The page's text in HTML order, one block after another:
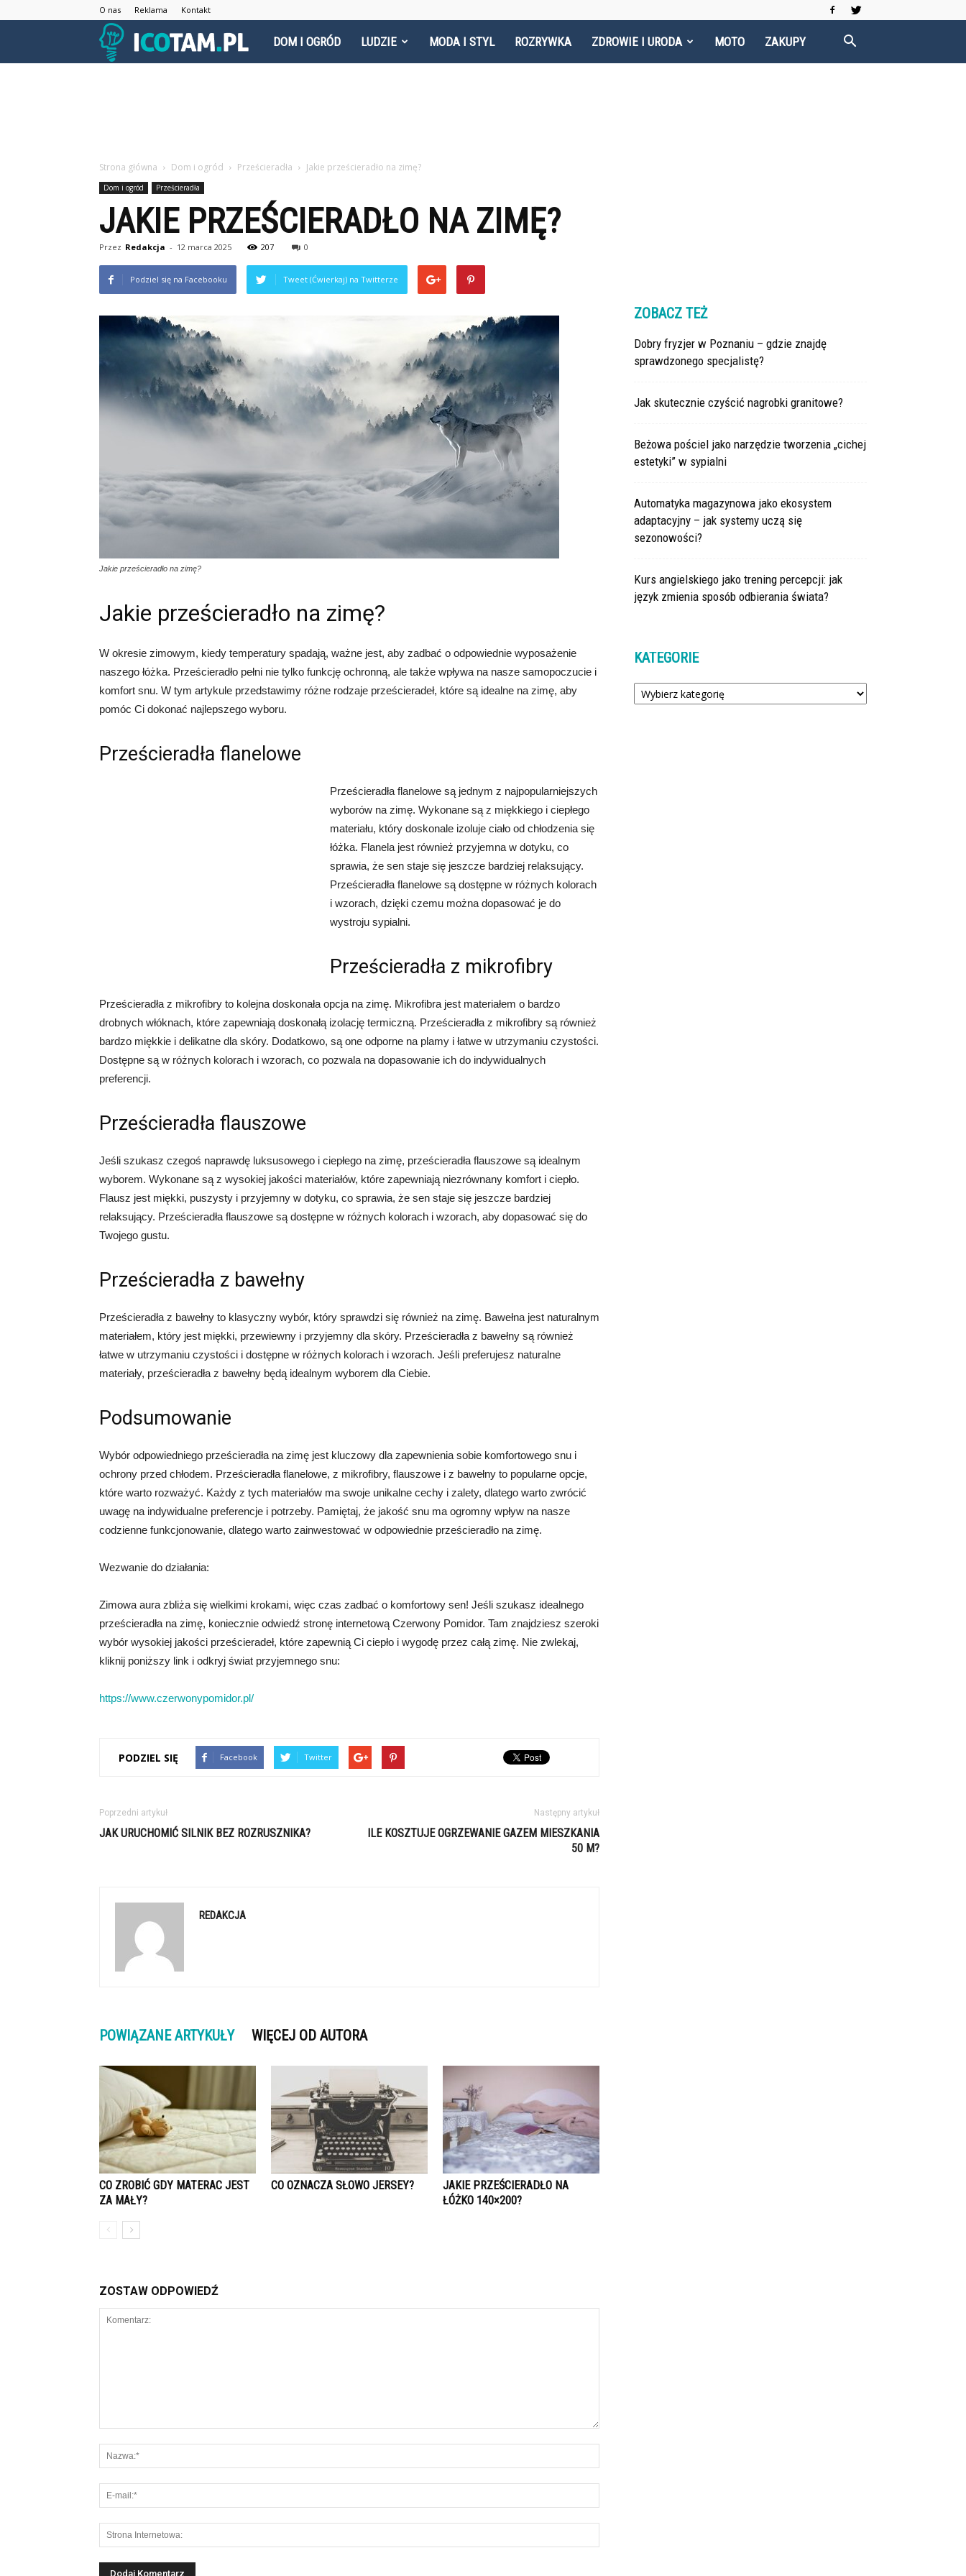
O nas Reklama Kontakt
icotam.pl
DOM I OGRÓD LUDZIE MODA I STYL ROZRYWKA ZDROWIE I URODA MOTO ZAKUPY
Strona główna Dom i ogród Prześcieradła Jakie prześcieradło na zimę?
Dom i ogród Prześcieradła
JAKIE PRZEŚCIERADŁO NA ZIMĘ?
Przez Redakcja - 12 marca 2025 207 0
Podziel się na Facebooku Tweet (Ćwierkaj) na Twitterze
Jakie prześcieradło na zimę?
Jakie prześcieradło na zimę?
W okresie zimowym, kiedy temperatury spadają, ważne jest, aby zadbać o odpowiednie wyposażenie
naszego łóżka. Prześcieradło pełni nie tylko funkcję ochronną, ale także wpływa na nasze samopoczucie i
komfort snu. W tym artykule przedstawimy różne rodzaje prześcieradeł, które są idealne na zimę, aby
pomóc Ci dokonać najlepszego wyboru.
Prześcieradła flanelowe
Prześcieradła flanelowe są jednym z najpopularniejszych
wyborów na zimę. Wykonane są z miękkiego i ciepłego
materiału, który doskonale izoluje ciało od chłodzenia się
łóżka. Flanela jest również przyjemna w dotyku, co
sprawia, że sen staje się jeszcze bardziej relaksujący.
Prześcieradła flanelowe są dostępne w różnych kolorach
i wzorach, dzięki czemu można dopasować je do
wystroju sypialni.
Prześcieradła z mikrofibry
Prześcieradła z mikrofibry to kolejna doskonała opcja na zimę. Mikrofibra jest materiałem o bardzo
drobnych włóknach, które zapewniają doskonałą izolację termiczną. Prześcieradła z mikrofibry są również
bardzo miękkie i delikatne dla skóry. Dodatkowo, są one odporne na plamy i łatwe w utrzymaniu czystości.
Dostępne są w różnych kolorach i wzorach, co pozwala na dopasowanie ich do indywidualnych
preferencji.
Prześcieradła flauszowe
Jeśli szukasz czegoś naprawdę luksusowego i ciepłego na zimę, prześcieradła flauszowe są idealnym
wyborem. Wykonane są z wysokiej jakości materiałów, które zapewniają niezrównany komfort i ciepło.
Flausz jest miękki, puszysty i przyjemny w dotyku, co sprawia, że sen staje się jeszcze bardziej
relaksujący. Prześcieradła flauszowe są dostępne w różnych kolorach i wzorach, aby dopasować się do
Twojego gustu.
Prześcieradła z bawełny
Prześcieradła z bawełny to klasyczny wybór, który sprawdzi się również na zimę. Bawełna jest naturalnym
materiałem, który jest miękki, przewiewny i przyjemny dla skóry. Prześcieradła z bawełny są również
łatwe w utrzymaniu czystości i dostępne w różnych kolorach i wzorach. Jeśli preferujesz naturalne
materiały, prześcieradła z bawełny będą idealnym wyborem dla Ciebie.
Podsumowanie
Wybór odpowiedniego prześcieradła na zimę jest kluczowy dla zapewnienia sobie komfortowego snu i
ochrony przed chłodem. Prześcieradła flanelowe, z mikrofibry, flauszowe i z bawełny to popularne opcje,
które warto rozważyć. Każdy z tych materiałów ma swoje unikalne cechy i zalety, dlatego warto zwrócić
uwagę na indywidualne preferencje i potrzeby. Pamiętaj, że jakość snu ma ogromny wpływ na nasze
codzienne funkcjonowanie, dlatego warto zainwestować w odpowiednie prześcieradło na zimę.
Wezwanie do działania:
Zimowa aura zbliża się wielkimi krokami, więc czas zadbać o komfortowy sen! Jeśli szukasz idealnego
prześcieradła na zimę, koniecznie odwiedź stronę internetową Czerwony Pomidor. Tam znajdziesz szeroki
wybór wysokiej jakości prześcieradeł, które zapewnią Ci ciepło i wygodę przez całą zimę. Nie zwlekaj,
kliknij poniższy link i odkryj świat przyjemnego snu:
https://www.czerwonypomidor.pl/
PODZIEL SIĘ Facebook Twitter
Poprzedni artykuł
JAK URUCHOMIĆ SILNIK BEZ ROZRUSZNIKA?
Następny artykuł
ILE KOSZTUJE OGRZEWANIE GAZEM MIESZKANIA
50 M?
REDAKCJA
POWIĄZANE ARTYKUŁY WIĘCEJ OD AUTORA
CO ZROBIĆ GDY MATERAC JEST
ZA MAŁY?
CO OZNACZA SŁOWO JERSEY?
JAKIE PRZEŚCIERADŁO NA
ŁÓŻKO 140×200?
ZOSTAW ODPOWIEDŹ
ZOBACZ TEŻ
Dobry fryzjer w Poznaniu – gdzie znajdę
sprawdzonego specjalistę?
Jak skutecznie czyścić nagrobki granitowe?
Beżowa pościel jako narzędzie tworzenia „cichej
estetyki” w sypialni
Automatyka magazynowa jako ekosystem
adaptacyjny – jak systemy uczą się
sezonowości?
Kurs angielskiego jako trening percepcji: jak
język zmienia sposób odbierania świata?
KATEGORIE
Kategorie